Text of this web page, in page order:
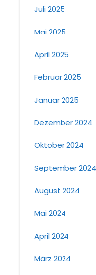
Juli 2025
Mai 2025
April 2025
Februar 2025
Januar 2025
Dezember 2024
Oktober 2024
September 2024
August 2024
Mai 2024
April 2024
März 2024